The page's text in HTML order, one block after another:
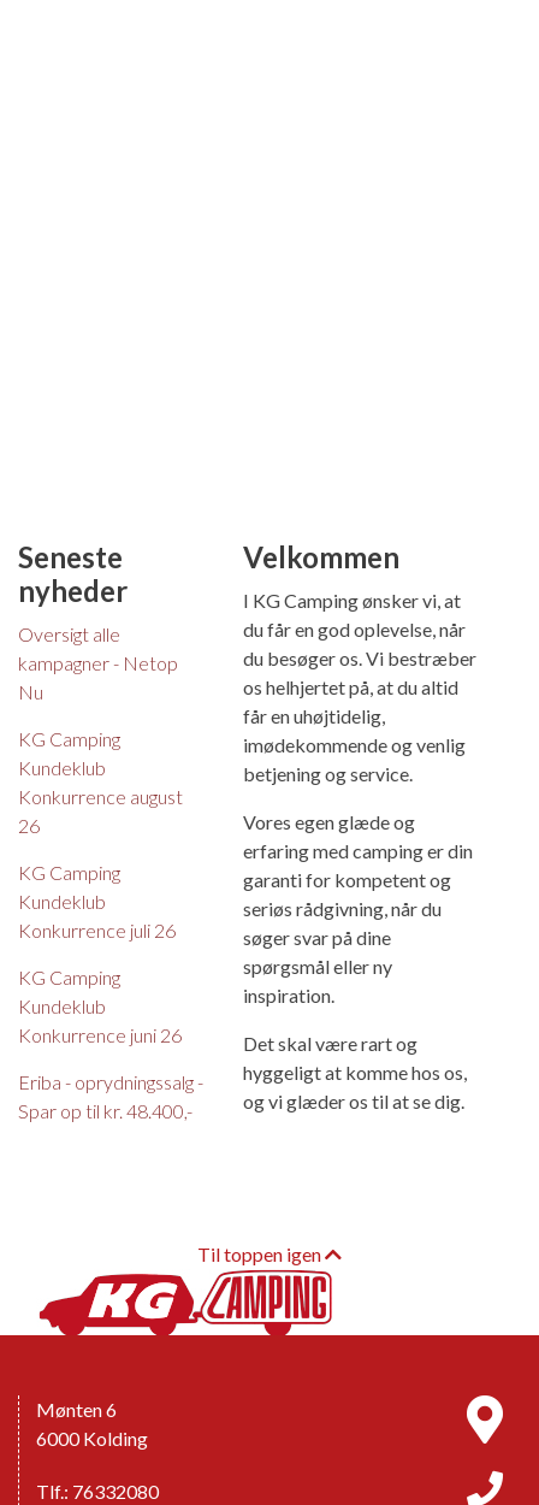
Seneste
nyheder
Oversigt alle
kampagner - Netop
Nu
KG Camping
Kundeklub
Konkurrence august
26
KG Camping
Kundeklub
Konkurrence juli 26
KG Camping
Kundeklub
Konkurrence juni 26
Eriba - oprydningssalg -
Spar op til kr. 48.400,-
Velkommen
I KG Camping ønsker vi, at
du får en god oplevelse, når
du besøger os. Vi bestræber
os helhjertet på, at du altid
får en uhøjtidelig,
imødekommende og venlig
betjening og service.
Vores egen glæde og
erfaring med camping er din
garanti for kompetent og
seriøs rådgivning, når du
søger svar på dine
spørgsmål eller ny
inspiration.
Det skal være rart og
hyggeligt at komme hos os,
og vi glæder os til at se dig.
Til toppen igen
Mønten 6
6000 Kolding
Tlf.: 76332080